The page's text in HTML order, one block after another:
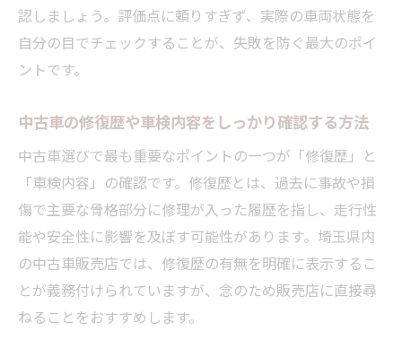
認しましょう。評価点に頼りすぎず、実際の車両状態を
自分の目でチェックすることが、失敗を防ぐ最大のポイ
ントです。
中古車の修復歴や車検内容をしっかり確認する方法
中古車選びで最も重要なポイントの一つが「修復歴」と
「車検内容」の確認です。修復歴とは、過去に事故や損
傷で主要な骨格部分に修理が入った履歴を指し、走行性
能や安全性に影響を及ぼす可能性があります。埼玉県内
の中古車販売店では、修復歴の有無を明確に表示するこ
とが義務付けられていますが、念のため販売店に直接尋
ねることをおすすめします。